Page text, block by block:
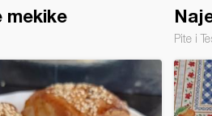
mekike
Pite i